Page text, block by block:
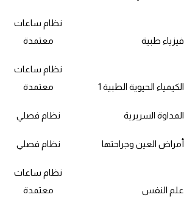
فيزياء طبية
نظام ساعات
معتمدة
الكيمياء الحيوية الطبية 1
نظام ساعات
معتمدة
المداوة السريرية نظام فصلي
أمراض العين وجراحتها نظام فصلي
علم النفس
نظام ساعات
معتمدة